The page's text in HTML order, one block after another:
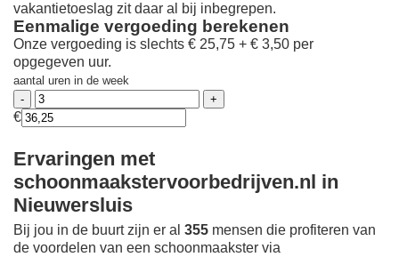
vakantietoeslag zit daar al bij inbegrepen.
Eenmalige vergoeding berekenen
Onze vergoeding is slechts € 25,75 + € 3,50 per
opgegeven uur.
aantal uren in de week
€
Ervaringen met
schoonmaakstervoorbedrijven.nl in
Nieuwersluis
Bij jou in de buurt zijn er al 355 mensen die profiteren van
de voordelen van een schoonmaakster via